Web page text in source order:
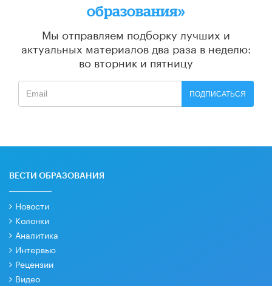
образования»
Мы отправляем подборку лучших и
актуальных материалов два раза в неделю:
во вторник и пятницу
ПОДПИСАТЬСЯ
ВЕСТИ ОБРАЗОВАНИЯ
Новости
Колонки
Аналитика
Интервью
Рецензии
Видео